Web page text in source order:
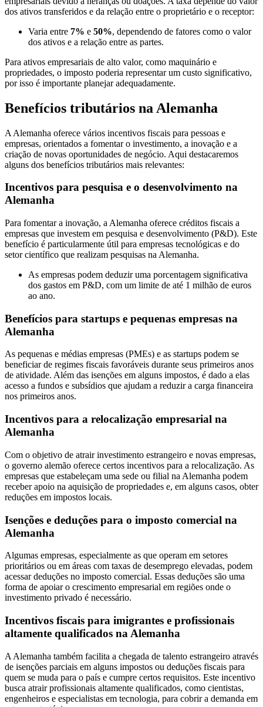
dos ativos transferidos e da relação entre o proprietário e o receptor:
Varia entre 7% e 50%, dependendo de fatores como o valor
dos ativos e a relação entre as partes.
Para ativos empresariais de alto valor, como maquinário e
propriedades, o imposto poderia representar um custo significativo,
por isso é importante planejar adequadamente.
Benefícios tributários na Alemanha
A Alemanha oferece vários incentivos fiscais para pessoas e
empresas, orientados a fomentar o investimento, a inovação e a
criação de novas oportunidades de negócio. Aqui destacaremos
alguns dos benefícios tributários mais relevantes:
Incentivos para pesquisa e o desenvolvimento na
Alemanha
Para fomentar a inovação, a Alemanha oferece créditos fiscais a
empresas que investem em pesquisa e desenvolvimento (P&D). Este
benefício é particularmente útil para empresas tecnológicas e do
setor científico que realizam pesquisas na Alemanha.
As empresas podem deduzir uma porcentagem significativa
dos gastos em P&D, com um limite de até 1 milhão de euros
ao ano.
Benefícios para startups e pequenas empresas na
Alemanha
As pequenas e médias empresas (PMEs) e as startups podem se
beneficiar de regimes fiscais favoráveis durante seus primeiros anos
de atividade. Além das isenções em alguns impostos, é dado a elas
acesso a fundos e subsídios que ajudam a reduzir a carga financeira
nos primeiros anos.
Incentivos para a relocalização empresarial na
Alemanha
Com o objetivo de atrair investimento estrangeiro e novas empresas,
o governo alemão oferece certos incentivos para a relocalização. As
empresas que estabeleçam uma sede ou filial na Alemanha podem
receber apoio na aquisição de propriedades e, em alguns casos, obter
reduções em impostos locais.
Isenções e deduções para o imposto comercial na
Alemanha
Algumas empresas, especialmente as que operam em setores
prioritários ou em áreas com taxas de desemprego elevadas, podem
acessar deduções no imposto comercial. Essas deduções são uma
forma de apoiar o crescimento empresarial em regiões onde o
investimento privado é necessário.
Incentivos fiscais para imigrantes e profissionais
altamente qualificados na Alemanha
A Alemanha também facilita a chegada de talento estrangeiro através
de isenções parciais em alguns impostos ou deduções fiscais para
quem se muda para o país e cumpre certos requisitos. Este incentivo
busca atrair profissionais altamente qualificados, como cientistas,
engenheiros e especialistas em tecnologia, para cobrir a demanda em